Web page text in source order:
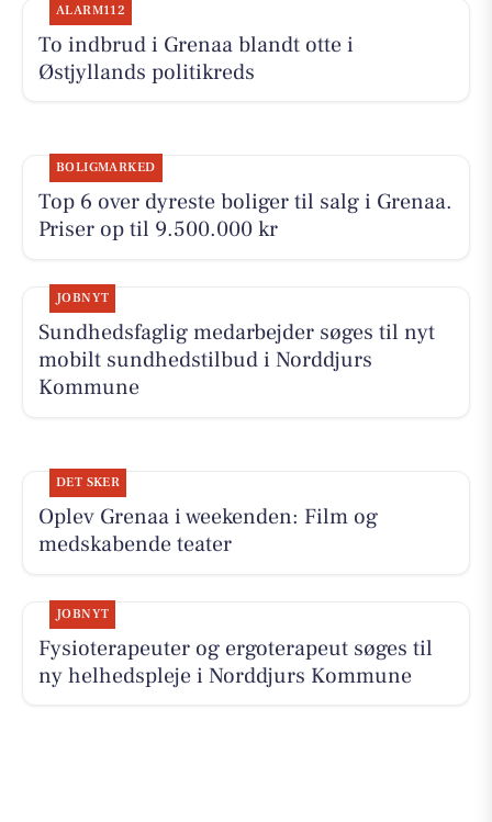
ALARM112
To indbrud i Grenaa blandt otte i
Østjyllands politikreds
BOLIGMARKED
Top 6 over dyreste boliger til salg i Grenaa.
Priser op til 9.500.000 kr
JOBNYT
Sundhedsfaglig medarbejder søges til nyt
mobilt sundhedstilbud i Norddjurs
Kommune
DET SKER
Oplev Grenaa i weekenden: Film og
medskabende teater
JOBNYT
Fysioterapeuter og ergoterapeut søges til
ny helhedspleje i Norddjurs Kommune